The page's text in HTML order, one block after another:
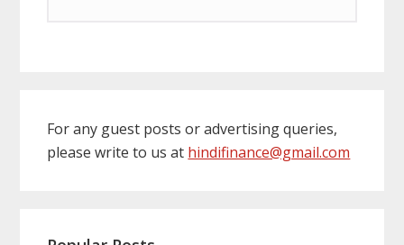
For any guest posts or advertising queries,
please write to us at hindifinance@gmail.com